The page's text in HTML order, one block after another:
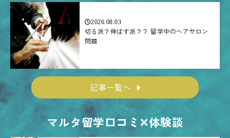
2026.08.03
切る派？伸ばす派？？ 留学中のヘアサロン
問題
記事一覧へ
マルタ留学口コミ✕体験談